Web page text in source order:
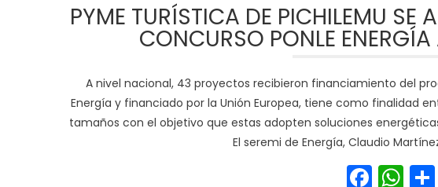
PYME TURÍSTICA DE PICHILEMU SE
CONCURSO PONLE
A nivel nacional, 43 proyectos recibieron financiamiento del
Energía y financiado por la Unión Europea, tiene como finalidad
tamaños con el objetivo que estas adopten soluciones
El seremi de Energía, Claudio